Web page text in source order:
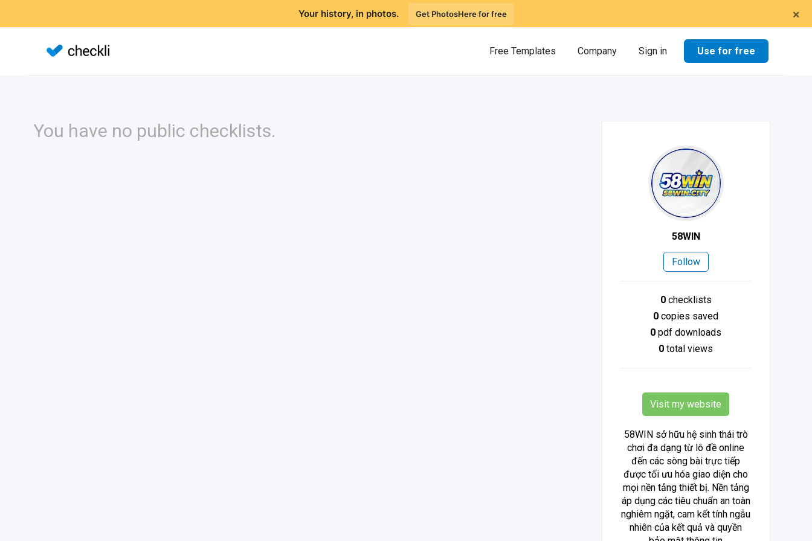
×
Your history, in photos. Get PhotosHere for free
Free Templates Company Sign in Use for free
You have no public checklists.
58WIN
Follow
0checklists
0 copies saved
0 pdf downloads
0 total views
Visit my website
58WIN sở hữu hệ sinh thái trò
chơi đa dạng từ lô đề online
đến các sòng bài trực tiếp
được tối ưu hóa giao diện cho
mọi nền tảng thiết bị. Nền tảng
áp dụng các tiêu chuẩn an toàn
nghiêm ngặt, cam kết tính ngẫu
nhiên của kết quả và quyền